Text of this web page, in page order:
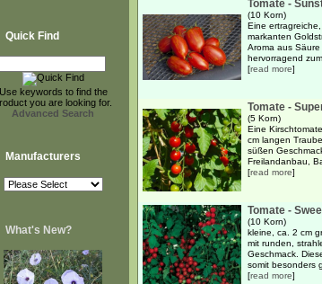
Quick Find
Use keywords to find the
you are looking for.
Advanced Search
Manufacturers
What's New?
Tomate -
(10 Korn)
Eine
markanten
Aroma aus
hervorragend
[read more]
Tomate -
(5 Korn)
Eine
cm langen
süßen
Freilandanbau,
[read more]
Tomate -
(10 Korn)
kleine, ca. 2 cm
mit runden,
Geschmack.
somit besonders
[read more]